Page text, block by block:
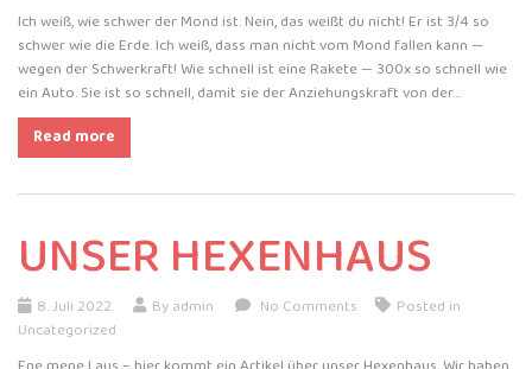
Ich weiß, wie schwer der Mond ist. Nein, das weißt du nicht! Er ist 3/4 so
schwer wie die Erde. Ich weiß, dass man nicht vom Mond fallen kann —
wegen der Schwerkraft! Wie schnell ist eine Rakete — 300x so schnell wie
ein Auto. Sie ist so schnell, damit sie der Anziehungskraft von der…
Read more
UNSER HEXENHAUS
8. Juli 2022 By admin No Comments
Posted in
Uncategorized